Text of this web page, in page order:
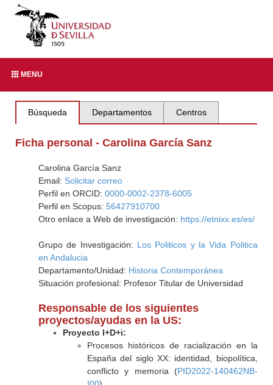
MENU
Búsqueda Departamentos Centros
Ficha personal - Carolina García Sanz
Carolina García Sanz
Email: Solicitar correo
Perfil en ORCID: 0000-0002-2378-6005
Perfil en Scopus: 56427910700
Otro enlace a Web de investigación: https://etnixx.es/es/
Grupo de Investigación: Los Politicos y la Vida Politica
en Andalucia
Departamento/Unidad: Historia Contemporánea
Situación profesional: Profesor Titular de Universidad
Responsable de los siguientes
proyectos/ayudas en la US:
Proyecto I+D+i:
Procesos históricos de racialización en la
España del siglo XX: identidad, biopolítica,
conflicto y memoria (PID2022-140462NB-